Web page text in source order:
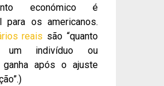
económico é
para os americanos.
reais são “quanto
um indivíduo ou
ganha após o ajuste